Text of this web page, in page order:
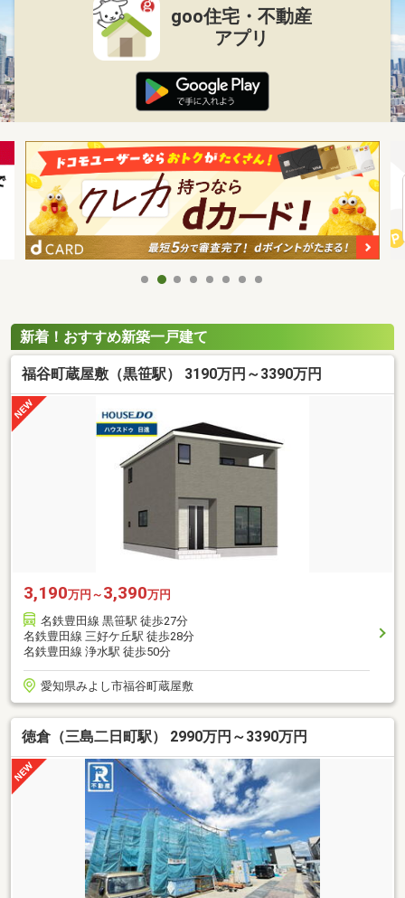
goo住宅・不動産
アプリ
新着！おすすめ新築一戸建て
福谷町蔵屋敷（黒笹駅） 3190万円～3390万円
3,190万円～ 3,390万円
名鉄豊田線 黒笹駅 徒歩27分
名鉄豊田線 三好ケ丘駅 徒歩28分
名鉄豊田線 浄水駅 徒歩50分
愛知県みよし市福谷町蔵屋敷
徳倉（三島二日町駅） 2990万円～3390万円